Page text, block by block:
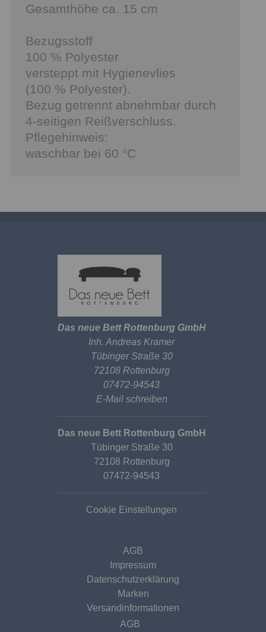
Gesamthöhe ca. 15 cm
Bezugsstoff
100 % Polyester
versteppt mit Hygienevlies
(100 % Polyester).
Bezug getrennt abnehmbar durch
4-seitigen Reißverschluss.
Pflegehinweis:
waschbar bei 60 °C
Das neue Bett Rottenburg GmbH
Inh. Andreas Kramer
Tübinger Straße 30
72108 Rottenburg
07472-94543
E-Mail schreiben
Das neue Bett Rottenburg GmbH
Tübinger Straße 30
72108 Rottenburg
07472-94543
Cookie Einstellungen
AGB
Impressum
Datenschutzerklärung
Marken
Versandinformationen
AGB